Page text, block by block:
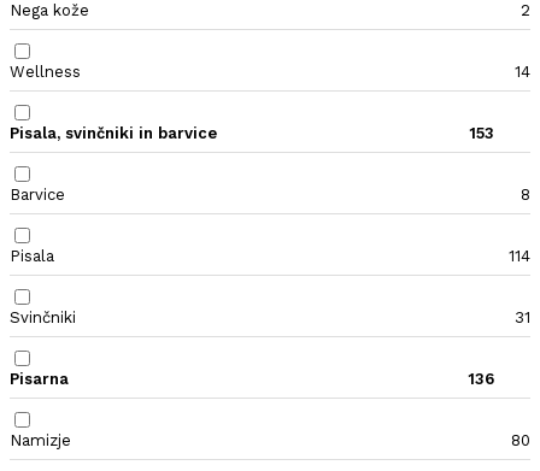
Nega kože 2
Wellness 14
Pisala, svinčniki in barvice 153
Barvice 8
Pisala 114
Svinčniki 31
Pisarna 136
Namizje 80